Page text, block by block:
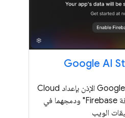
منح وكيل Google AI Studio الإذن بإعداد Cloud
Firestore و"مصادقة Firebase" ودمجهما في
الويب